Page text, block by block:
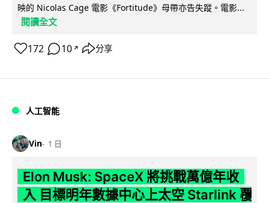
映的 Nicolas Cage 電影《Fortitude》母帶亦告失蹤。電影...
閱讀全文
172 10 ↗ 分享
人工智能
Vin 1 日
Elon Musk: SpaceX 將挑戰萬億年收
入 目標明年數據中心上太空 Starlink 覆